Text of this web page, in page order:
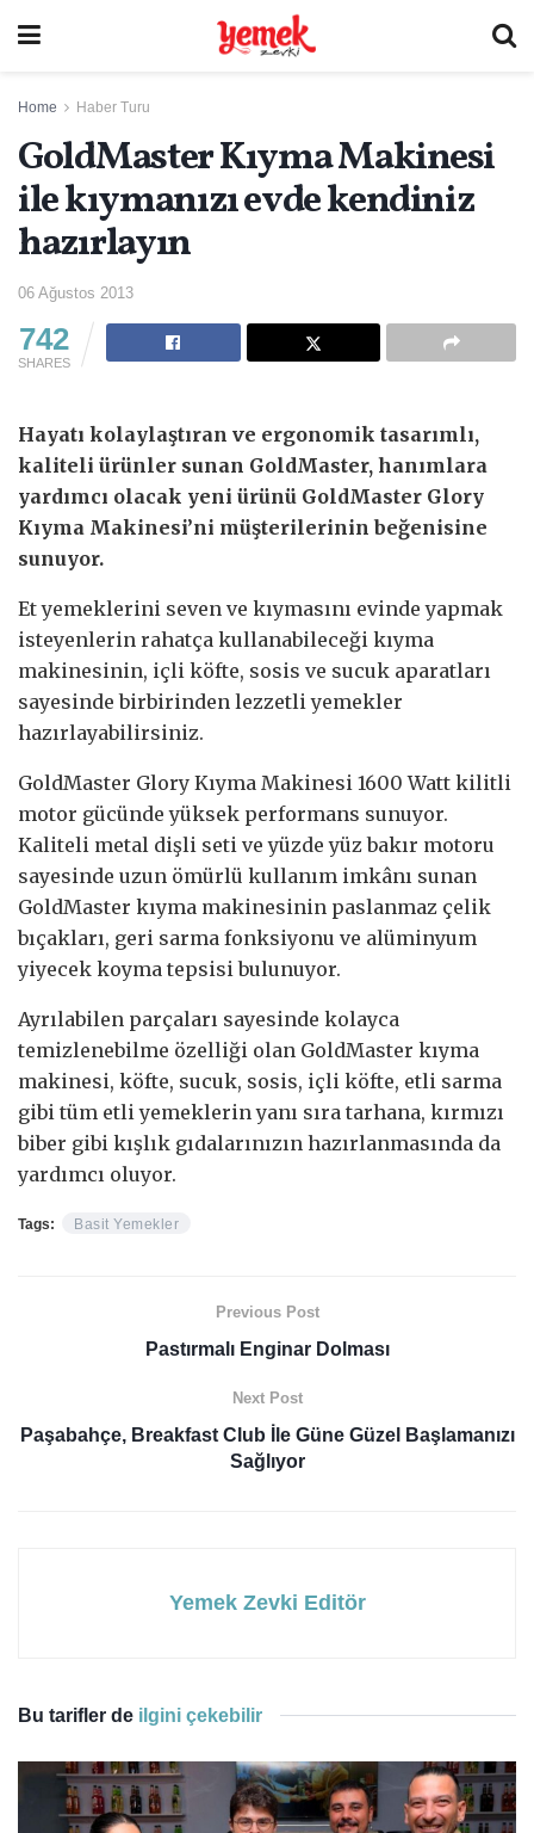
Home Haber Turu
GoldMaster Kıyma Makinesi
ile kıymanızı evde kendiniz
hazırlayın
06 Ağustos 2013
742
SHARES
Hayatı kolaylaştıran ve ergonomik tasarımlı,
kaliteli ürünler sunan GoldMaster, hanımlara
yardımcı olacak yeni ürünü GoldMaster Glory
Kıyma Makinesi’ni müşterilerinin beğenisine
sunuyor.
Et yemeklerini seven ve kıymasını evinde yapmak
isteyenlerin rahatça kullanabileceği kıyma
makinesinin, içli köfte, sosis ve sucuk aparatları
sayesinde birbirinden lezzetli yemekler
hazırlayabilirsiniz.
GoldMaster Glory Kıyma Makinesi 1600 Watt kilitli
motor gücünde yüksek performans sunuyor.
Kaliteli metal dişli seti ve yüzde yüz bakır motoru
sayesinde uzun ömürlü kullanım imkânı sunan
GoldMaster kıyma makinesinin paslanmaz çelik
bıçakları, geri sarma fonksiyonu ve alüminyum
yiyecek koyma tepsisi bulunuyor.
Ayrılabilen parçaları sayesinde kolayca
temizlenebilme özelliği olan GoldMaster kıyma
makinesi, köfte, sucuk, sosis, içli köfte, etli sarma
gibi tüm etli yemeklerin yanı sıra tarhana, kırmızı
biber gibi kışlık gıdalarınızın hazırlanmasında da
yardımcı oluyor.
Tags: Basit Yemekler
Previous Post
Pastırmalı Enginar Dolması
Next Post
Paşabahçe, Breakfast Club İle Güne Güzel Başlamanızı
Sağlıyor
Yemek Zevki Editör
Bu tarifler de ilgini çekebilir